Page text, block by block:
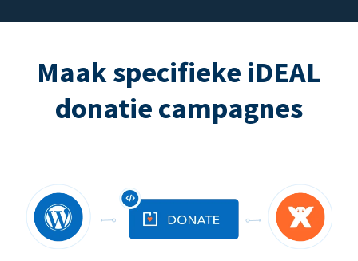
Maak specifieke iDEAL
donatie campagnes